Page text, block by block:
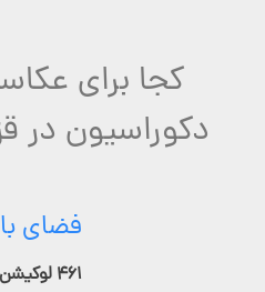
کجا برای
دکوراسیون در
فضای
۴۶۱ لوکیشن عکاسی فعال